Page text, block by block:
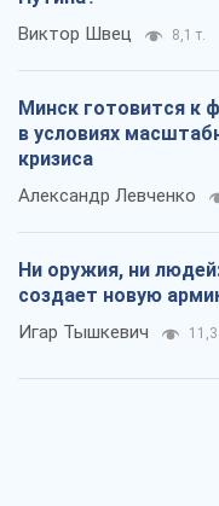
Виктор Швец 8,1 т.
Минск готовится к
в условиях
кризиса
Александр Левченко
Ни оружия, ни
создает новую
Игар Тышкевич 11,3